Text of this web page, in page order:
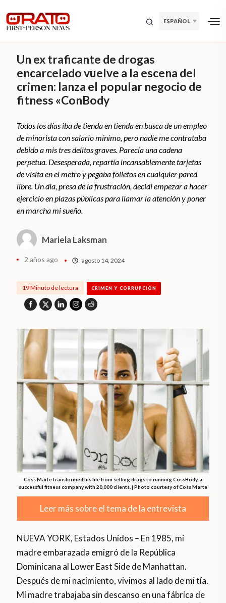
ESPAÑOL
Un ex traficante de drogas
encarcelado vuelve a la escena del
crimen: lanza el popular negocio de
fitness «ConBody
Todos los días iba de tienda en tienda en busca de un empleo
de minorista con salario mínimo, pero nadie me contrataba
debido a mis tres delitos graves. Parecía una cadena
perpetua. Desesperada, repartía incansablemente tarjetas
de visita en el metro y pegaba folletos en cualquier pared
libre. Un día, presa de la frustración, decidí empezar a hacer
ejercicio en plazas públicas para llamar la atención y poner
en marcha mi sueño.
Mariela Laksman
2 años ago agosto 14, 2024
19 Minuto de lectura CRIMEN Y CORRUPCIÓN
Coss Marte transformed his life from selling drugs to running CossBody, a
successful fitness company with 20,000 clients. | Photo courtesy of Coss Marte
Leer más sobre el tema de la entrevista
NUEVA YORK, Estados Unidos – En 1985, mi
madre embarazada emigró de la República
Dominicana al Lower East Side de Manhattan.
Después de mi nacimiento, vivimos al lado de mi tía.
Mi madre trabajaba sin descanso en una fábrica de